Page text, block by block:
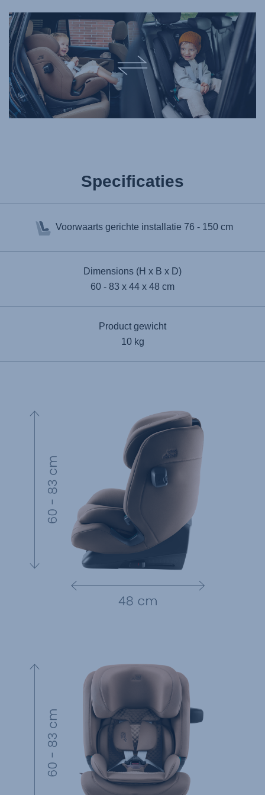
Specificaties
Voorwaarts gerichte installatie 76 - 150 cm
Dimensions (H x B x D)
60 - 83 x 44 x 48 cm
Product gewicht
10 kg